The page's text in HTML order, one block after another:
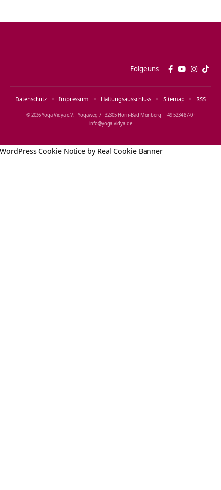
Folge uns
© 2026 Yoga Vidya e.V. · Yogaweg 7 · 32805 Horn‑Bad Meinberg · +49 5234 87‑0 ·
info@yoga‑vidya.de
Datenschutz Impressum Haftungsausschluss Sitemap RSS
WordPress Cookie Notice by Real Cookie Banner